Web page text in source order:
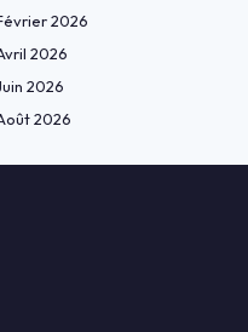
2026
2026
2026
2026